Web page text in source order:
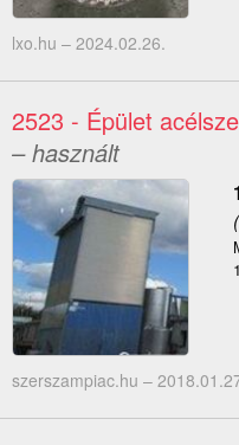
lxo.hu – 2024.02.26.
2523 - Épület
– használt
szerszampiac.hu –